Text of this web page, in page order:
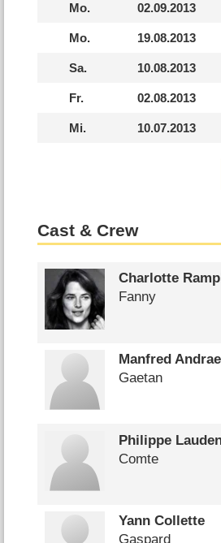
Mo. 02.09.2013
Mo. 19.08.2013
Sa. 10.08.2013
Fr. 02.08.2013
Mi. 10.07.2013
Cast & Crew
Charlotte
Fanny
Manfred Andrae
Gaetan
Philippe
Comte
Yann Collette
Gaspard